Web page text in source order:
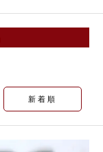
新着順